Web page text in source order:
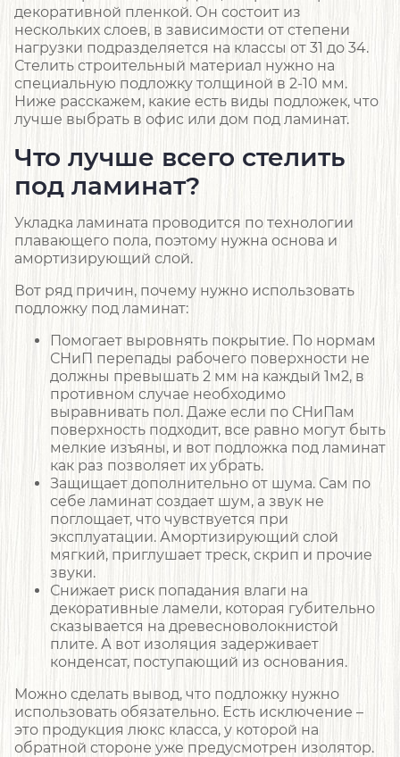
декоративной пленкой. Он состоит из
нескольких слоев, в зависимости от степени
нагрузки подразделяется на классы от 31 до 34.
Стелить строительный материал нужно на
специальную подложку толщиной в 2-10 мм.
Ниже расскажем, какие есть виды подложек, что
лучше выбрать в офис или дом под ламинат.
Что лучше всего стелить
под ламинат?
Укладка ламината проводится по технологии
плавающего пола, поэтому нужна основа и
амортизирующий слой.
Вот ряд причин, почему нужно использовать
подложку под ламинат:
Помогает выровнять покрытие. По нормам
СНиП перепады рабочего поверхности не
должны превышать 2 мм на каждый 1м2, в
противном случае необходимо
выравнивать пол. Даже если по СНиПам
поверхность подходит, все равно могут быть
мелкие изъяны, и вот подложка под ламинат
как раз позволяет их убрать.
Защищает дополнительно от шума. Сам по
себе ламинат создает шум, а звук не
поглощает, что чувствуется при
эксплуатации. Амортизирующий слой
мягкий, приглушает треск, скрип и прочие
звуки.
Снижает риск попадания влаги на
декоративные ламели, которая губительно
сказывается на древесноволокнистой
плите. А вот изоляция задерживает
конденсат, поступающий из основания.
Можно сделать вывод, что подложку нужно
использовать обязательно. Есть исключение –
это продукция люкс класса, у которой на
обратной стороне уже предусмотрен изолятор.